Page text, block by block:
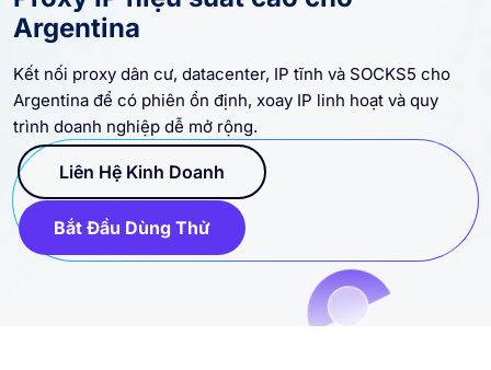
Argentina
Kết nối proxy dân cư, datacenter, IP tĩnh và SOCKS5 cho
Argentina để có phiên ổn định, xoay IP linh hoạt và quy
trình doanh nghiệp dễ mở rộng.
Liên Hệ Kinh Doanh
Bắt Đầu Dùng Thử